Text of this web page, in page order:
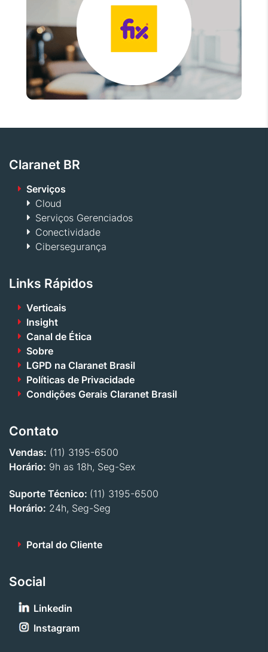
Claranet BR
Serviços
Cloud
Serviços Gerenciados
Conectividade
Cibersegurança
Links Rápidos
Verticais
Insight
Canal de Ética
Sobre
LGPD na Claranet Brasil
Políticas de Privacidade
Condições Gerais Claranet Brasil
Contato
Vendas: (11) 3195-6500
Horário: 9h as 18h, Seg-Sex
Suporte Técnico: (11) 3195-6500
Horário: 24h, Seg-Seg
Portal do Cliente
Social
Linkedin
Instagram